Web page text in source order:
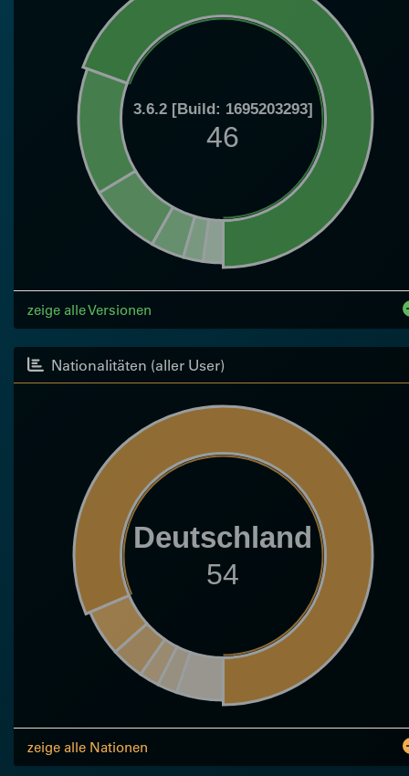
3.6.2 [Build: 1695203293]
46
zeige alle Versionen
Nationalitäten (aller User)
Deutschland
54
zeige alle Nationen